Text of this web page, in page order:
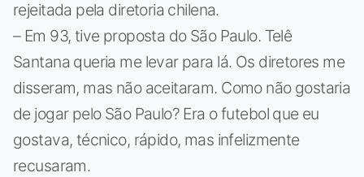
rejeitada pela diretoria chilena.
– Em 93, tive proposta do São Paulo. Telê
Santana queria me levar para lá. Os diretores me
disseram, mas não aceitaram. Como não gostaria
de jogar pelo São Paulo? Era o futebol que eu
gostava, técnico, rápido, mas infelizmente
recusaram.